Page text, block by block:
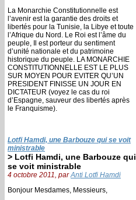
La Monarchie Constitutionnelle est
l’avenir est la garantie des droits et
libertés pour la Tunisie, la Libye et toute
l’Afrique du Nord. Le Roi est l’âme du
peuple, Il est porteur du sentiment
d’unité nationale et du patrimoine
historique du peuple. LA MONARCHIE
CONSTITUTIONNELLE EST LE PLUS
SUR MOYEN POUR EVITER QU’UN
PRESIDENT FINISSE UN JOUR EN
DICTATEUR (voyez le cas du roi
d’Espagne, sauveur des libertés après
le Franquisme).
Lotfi Hamdi, une Barbouze qui se voit
ministrable
> Lotfi Hamdi, une Barbouze qui
se voit ministrable
4 octobre 2011, parAnti Lotfi Hamdi
Bonjour Mesdames, Messieurs,